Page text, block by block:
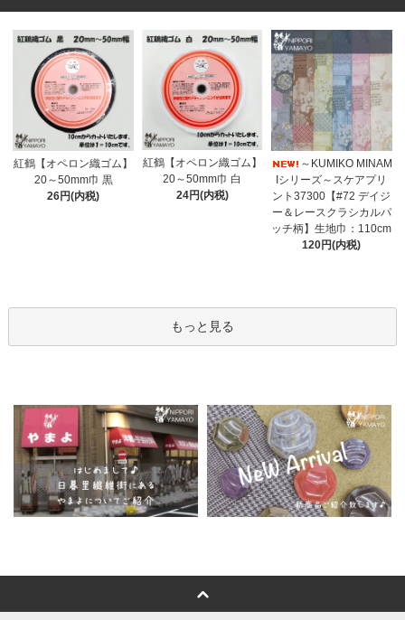
紅鶴【オペロン織ゴム】
20～50mm巾 黒
26円(内税)
紅鶴【オペロン織ゴム】
20～50mm巾 白
24円(内税)
～KUMIKO MINAM
Iシリーズ～スケアプリ
ント37300【#72 デイジ
ー＆レースクラシカルパ
ッチ柄】生地巾：110cm
120円(内税)
もっと見る